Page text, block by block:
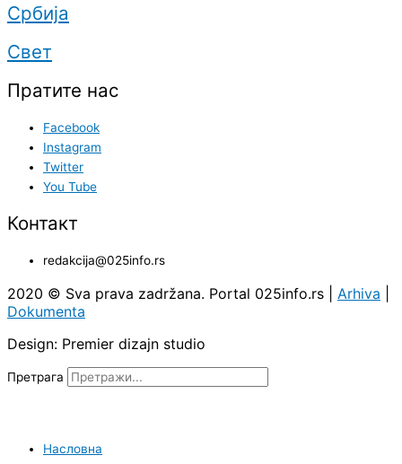
Србија
Свет
Пратите нас
Facebook
Instagram
Twitter
You Tube
Контакт
redakcija@025info.rs
2020 © Sva prava zadržana. Portal 025info.rs | Arhiva
Dokumenta
Design: Premier dizajn studio
Претрага
Насловна